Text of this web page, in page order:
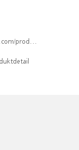
DE000WA8EVG9